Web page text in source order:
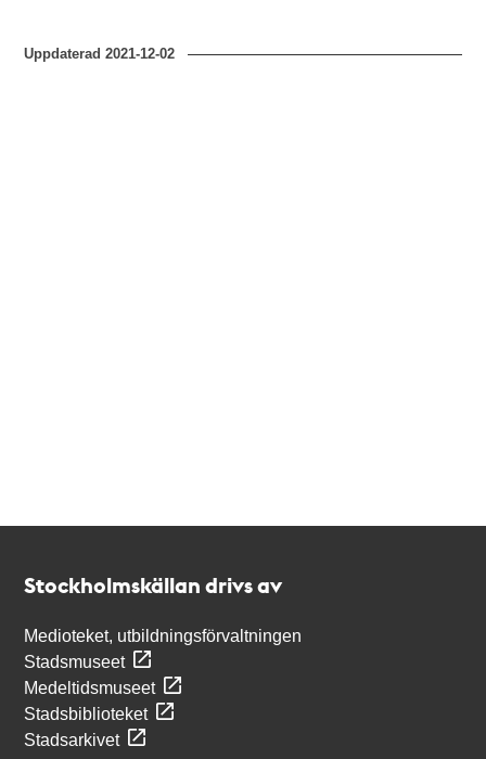
Uppdaterad2021-12-02
Stockholmskällan drivs av
Medioteket, utbildningsförvaltningen
Stadsmuseet
Medeltidsmuseet
Stadsbiblioteket
Stadsarkivet